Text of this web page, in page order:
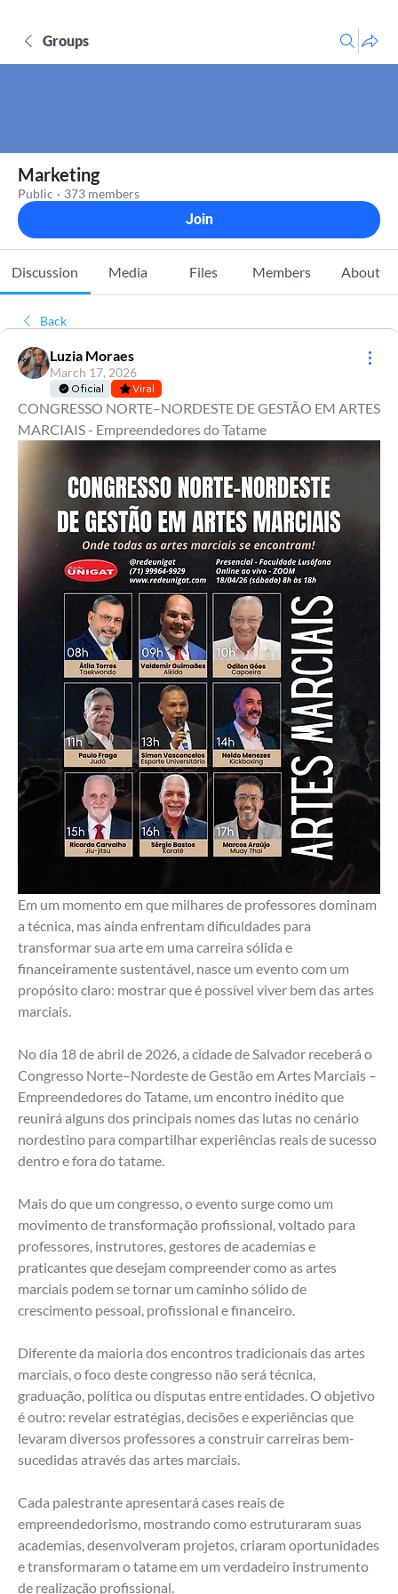
Groups
Marketing
Public · 373 members
Join
Discussion Media Files Members About
Back
Luzia Moraes
March 17, 2026
Oficial Viral
CONGRESSO NORTE–NORDESTE DE GESTÃO EM ARTES
MARCIAIS - Empreendedores do Tatame
Em um momento em que milhares de professores dominam
a técnica, mas ainda enfrentam dificuldades para
transformar sua arte em uma carreira sólida e
financeiramente sustentável, nasce um evento com um
propósito claro: mostrar que é possível viver bem das artes
marciais.
No dia 18 de abril de 2026, a cidade de Salvador receberá o
Congresso Norte–Nordeste de Gestão em Artes Marciais –
Empreendedores do Tatame, um encontro inédito que
reunirá alguns dos principais nomes das lutas no cenário
nordestino para compartilhar experiências reais de sucesso
dentro e fora do tatame.
Mais do que um congresso, o evento surge como um
movimento de transformação profissional, voltado para
professores, instrutores, gestores de academias e
praticantes que desejam compreender como as artes
marciais podem se tornar um caminho sólido de
crescimento pessoal, profissional e financeiro.
Diferente da maioria dos encontros tradicionais das artes
marciais, o foco deste congresso não será técnica,
graduação, política ou disputas entre entidades. O objetivo
é outro: revelar estratégias, decisões e experiências que
levaram diversos professores a construir carreiras bem-
sucedidas através das artes marciais.
Cada palestrante apresentará cases reais de
empreendedorismo, mostrando como estruturaram suas
academias, desenvolveram projetos, criaram oportunidades
e transformaram o tatame em um verdadeiro instrumento
de realização profissional.